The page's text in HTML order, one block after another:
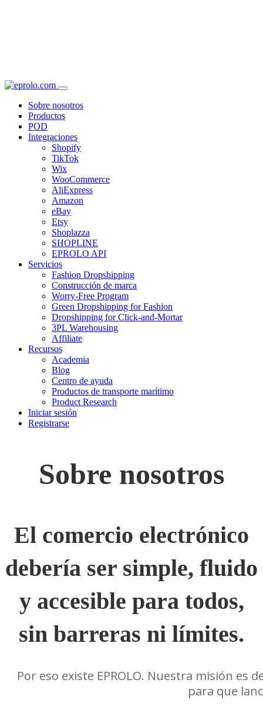
Sobre nosotros
Productos
POD
Integraciones
Shopify
TikTok
Wix
WooCommerce
AliExpress
Amazon
eBay
Etsy
Shoplazza
SHOPLINE
EPROLO API
Servicios
Fashion Dropshipping
Construcción de marca
Worry-Free Program
Green Dropshipping for Fashion
Dropshipping for Click-and-Mortar
3PL Warehousing
Affiliate
Recursos
Academia
Blog
Centro de ayuda
Productos de transporte marítimo
Product Research
Iniciar sesión
Registrarse
Sobre nosotros
El comercio electrónico
debería ser simple, fluido
y accesible para todos,
sin barreras ni límites.
Por eso existe EPROLO. Nuestra misión
para que